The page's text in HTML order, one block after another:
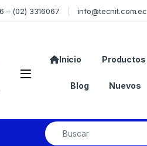
– (02) 3316067 info@tecnit.com.ec
Inicio Productos
Blog Nuevos